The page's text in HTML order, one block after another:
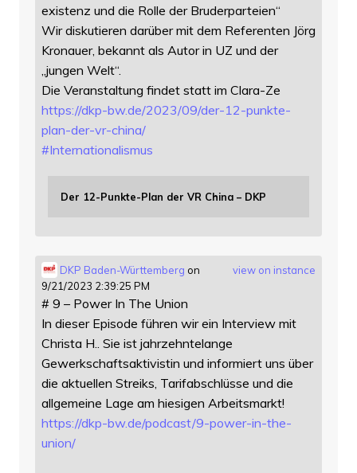
existenz und die Rolle der Bruderparteien“
Wir diskutieren darüber mit dem Referenten Jörg
Kronauer, bekannt als Autor in UZ und der
„jungen Welt“.
Die Veranstaltung findet statt im Clara-Ze
https://dkp-bw.de/2023/09/der-12-punkte-
plan-der-vr-china/
#Internationalismus
Der 12-Punkte-Plan der VR China – DKP
view on instance
DKP Baden-Württemberg on
9/21/2023 2:39:25 PM
# 9 – Power In The Union
In dieser Episode führen wir ein Interview mit
Christa H.. Sie ist jahrzehntelange
Gewerkschaftsaktivistin und informiert uns über
die aktuellen Streiks, Tarifabschlüsse und die
allgemeine Lage am hiesigen Arbeitsmarkt!
https://dkp-bw.de/podcast/9-power-in-the-
union/